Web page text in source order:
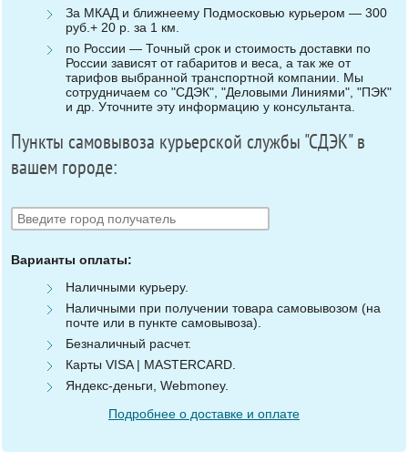
За МКАД и ближнеему Подмосковью курьером — 300
руб.+ 20 р. за 1 км.
по России — Точный срок и стоимость доставки по
России зависят от габаритов и веса, а так же от
тарифов выбранной транспортной компании. Мы
сотрудничаем со "СДЭК", "Деловыми Линиями", "ПЭК"
и др. Уточните эту информацию у консультанта.
Пункты самовывоза курьерской службы "СДЭК" в
вашем городе:
Варианты оплаты:
Наличными курьеру.
Наличными при получении товара самовывозом (на
почте или в пункте самовывоза).
Безналичный расчет.
Карты VISA | MASTERCARD.
Яндекс-деньги, Webmoney.
Подробнее о доставке и оплате